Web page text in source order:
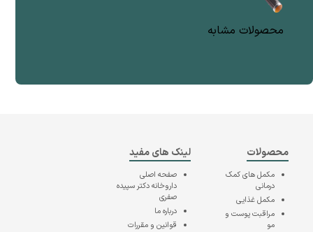
محصولات مشابه
محصولات
مکمل های کمک
درمانی
مکمل غذایی
مراقبت پوست و
مو
لینک های مفید
صفحه اصلی
داروخانه دکتر سپیده
صفری
درباره ما
قوانین و مقررات